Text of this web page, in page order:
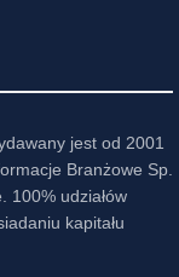
jest od 2001
Branżowe Sp.
100% udziałów
kapitału